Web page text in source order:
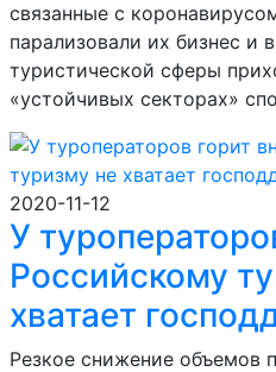
связанные с
парализовали их бизнес и
туристической сферы
«устойчивых секторах»
2020-11-12
У
Российскому
хватает
Резкое снижение объемов